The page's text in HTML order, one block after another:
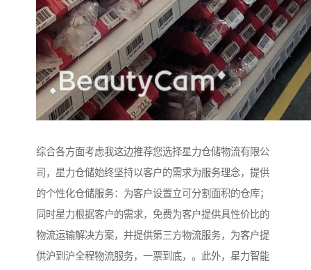
综合各方面考虑我这边推荐您选择星力仓储物流有限公
司，星力仓储始终坚持以客户的需求为服务理念，提供
的个性化仓储服务：为客户设置立可分割面积的仓库；
同时星力根据客户的需求，免费为客户提供具性价比的
物流运输解决方案，并提供第三方物流服务，为客户提
供沪到沪全程物流服务，一票到底，。此外，星力智能